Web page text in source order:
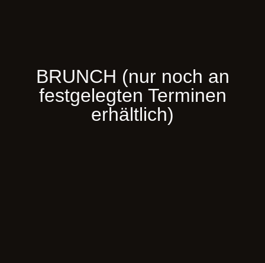
BRUNCH (nur noch an
festgelegten Terminen
erhältlich)